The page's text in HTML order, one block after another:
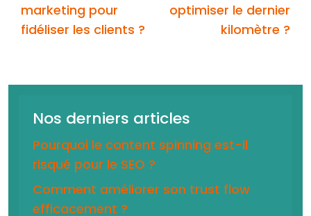
marketing pour
fidéliser les clients ?
optimiser le dernier
kilomètre ?
Nos derniers articles
Pourquoi le content spinning est-il
risqué pour le SEO ?
Comment améliorer son trust flow
efficacement ?